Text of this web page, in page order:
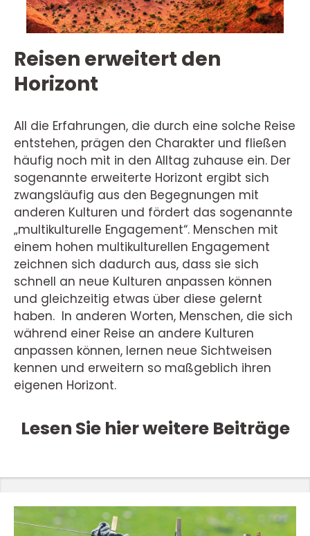
Reisen erweitert den
Horizont
All die Erfahrungen, die durch eine solche Reise
entstehen, prägen den Charakter und fließen
häufig noch mit in den Alltag zuhause ein. Der
sogenannte erweiterte Horizont ergibt sich
zwangsläufig aus den Begegnungen mit
anderen Kulturen und fördert das sogenannte
„multikulturelle Engagement“. Menschen mit
einem hohen multikulturellen Engagement
zeichnen sich dadurch aus, dass sie sich
schnell an neue Kulturen anpassen können
und gleichzeitig etwas über diese gelernt
haben. In anderen Worten, Menschen, die sich
während einer Reise an andere Kulturen
anpassen können, lernen neue Sichtweisen
kennen und erweitern so maßgeblich ihren
eigenen Horizont.
Lesen Sie hier weitere Beiträge